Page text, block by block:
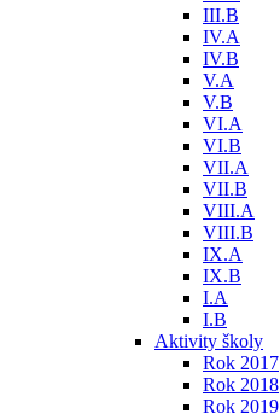
III.B
IV.A
IV.B
V.A
V.B
VI.A
VI.B
VII.A
VII.B
VIII.A
VIII.B
IX.A
IX.B
I.A
I.B
Aktivity školy
Rok 2017
Rok 2018
Rok 2019